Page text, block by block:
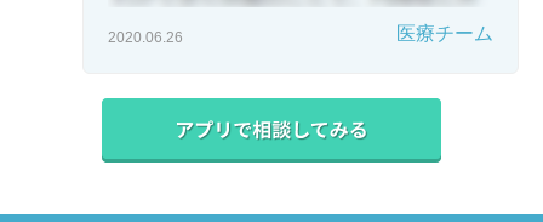
2020.06.26 医療チーム